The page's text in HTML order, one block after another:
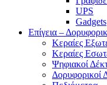
UPS
Gadgets
Επίγεια –
Κεραίες
Κεραίες
Ψηφιακοί
Δορυφορικοί